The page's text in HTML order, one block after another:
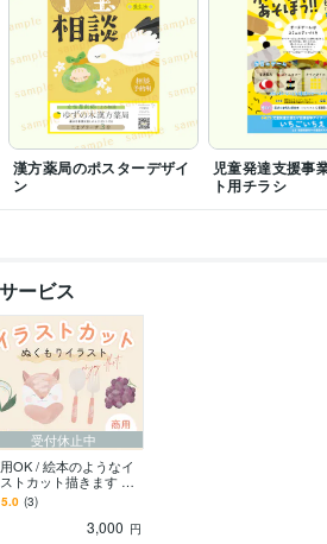
漢方薬局のポスターデザイ
ン
児童発達支援事
ト用チラシ
ービス
受付休止中
OK / 絵本のようなイ
トカット描きます こ
向けのイラストがほ
あなたへ
5.0 (3)
3,000 円